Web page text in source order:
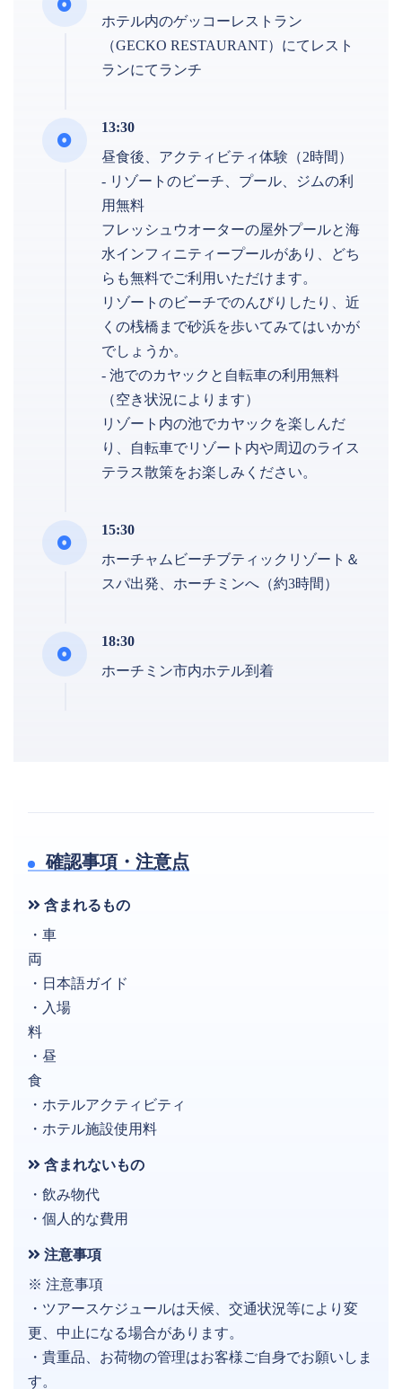
ホテル内のゲッコーレストラン
（GECKO RESTAURANT）にてレスト
ランにてランチ
13:30
昼食後、アクティビティ体験（2時間）
- リゾートのビーチ、プール、ジムの利
用無料
フレッシュウオーターの屋外プールと海
⽔インフィニティープールがあり、どち
らも無料でご利用いただけます。
リゾートのビーチでのんびりしたり、近
くの桟橋まで砂浜を歩いてみてはいかが
でしょうか。
- 池でのカヤックと自転車の利用無料
（空き状況によります）
リゾート内の池でカヤックを楽しんだ
り、自転車でリゾート内や周辺のライス
テラス散策をお楽しみください。
15:30
ホーチャムビーチブティックリゾート＆
スパ出発、ホーチミンへ（約3時間）
18:30
ホーチミン市内ホテル到着
確認事項・注意点
含まれるもの
・車
両
・日本語ガイド
・入場
料
・昼
食
・ホテルアクティビティ
・ホテル施設使用料
含まれないもの
・飲み物代
・個人的な費用
注意事項
※ 注意事項
・ツアースケジュールは天候、交通状況等により変
更、中止になる場合があります。
・貴重品、お荷物の管理はお客様ご自身でお願いしま
す。